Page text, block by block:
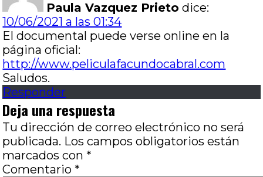
Paula Vazquez Prieto dice:
10/06/2021 a las 01:34
El documental puede verse online en la
página oficial:
http://www.peliculafacundocabral.com
Saludos.
Responder
Deja una respuesta
Tu dirección de correo electrónico no será
publicada. Los campos obligatorios están
marcados con *
Comentario *